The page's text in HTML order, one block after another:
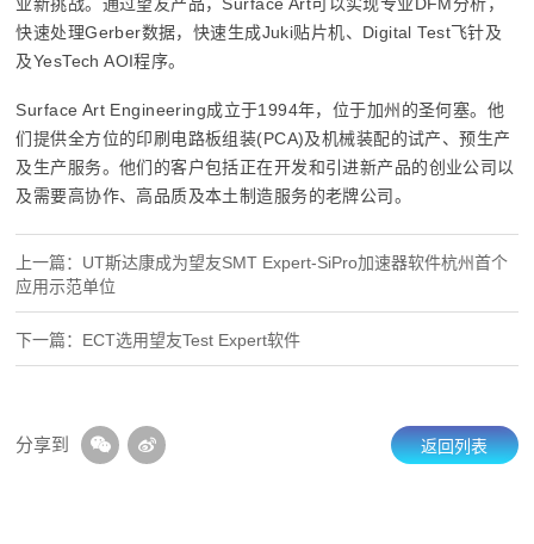
快速处理Gerber数据，快速生成Juki贴片机、Digital Test飞针及
及YesTech AOI程序。
Surface Art Engineering成立于1994年，位于加州的圣何塞。他
们提供全方位的印刷电路板组装(PCA)及机械装配的试产、预生产
及生产服务。他们的客户包括正在开发和引进新产品的创业公司以
及需要高协作、高品质及本土制造服务的老牌公司。
上一篇：UT斯达康成为望友SMT Expert-SiPro加速器软件杭州首个
应用示范单位
下一篇：ECT选用望友Test Expert软件
分享到 返回列表